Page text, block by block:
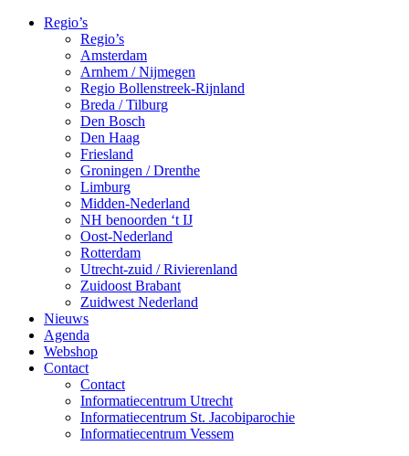
Regio’s
Regio’s
Amsterdam
Arnhem / Nijmegen
Regio Bollenstreek-Rijnland
Breda / Tilburg
Den Bosch
Den Haag
Friesland
Groningen / Drenthe
Limburg
Midden-Nederland
NH benoorden ‘t IJ
Oost-Nederland
Rotterdam
Utrecht-zuid / Rivierenland
Zuidoost Brabant
Zuidwest Nederland
Nieuws
Agenda
Webshop
Contact
Contact
Informatiecentrum Utrecht
Informatiecentrum St. Jacobiparochie
Informatiecentrum Vessem